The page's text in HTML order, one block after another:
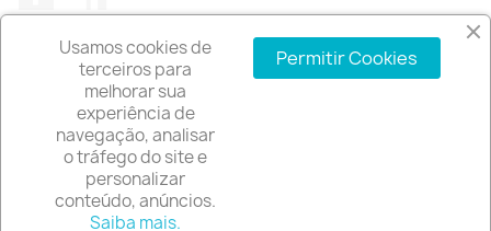
A EMPRESA
INFORMAÇÃO DA LOJA
© 2026 - Software de comércio eletrónico por
Usamos cookies de
terceiros para
melhorar sua
experiência de
navegação, analisar
o tráfego do site e
personalizar
conteúdo, anúncios.
Saiba mais.
Permitir Cookies